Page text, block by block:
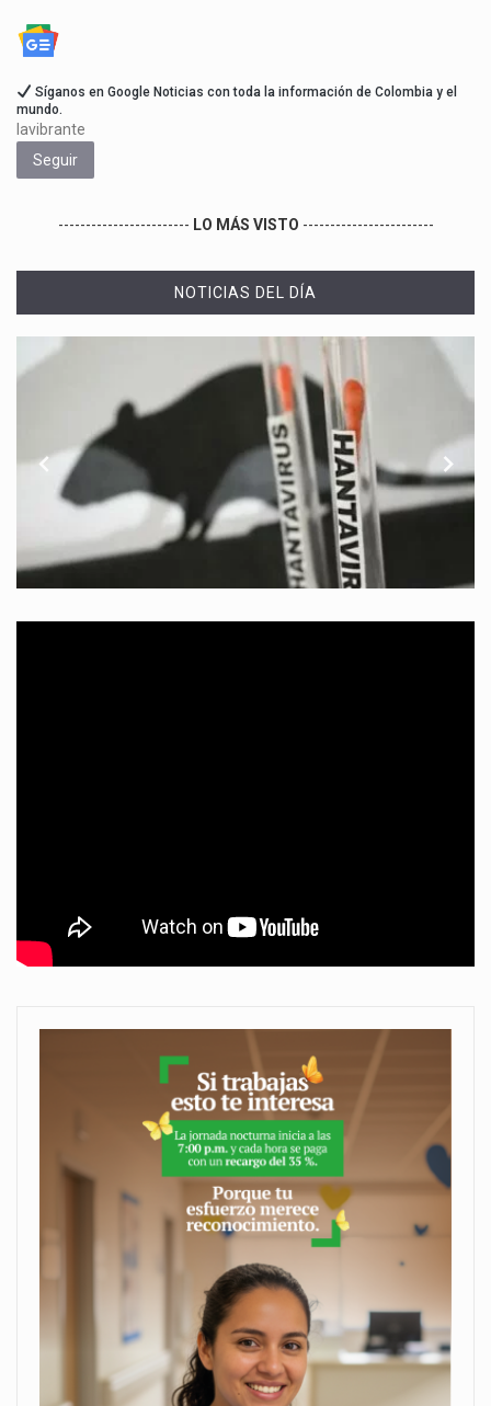
Síganos en Google Noticias con toda la información de Colombia y el
mundo.
lavibrante
Seguir
------------------------ LO MÁS VISTO ------------------------
NOTICIAS DEL DÍA